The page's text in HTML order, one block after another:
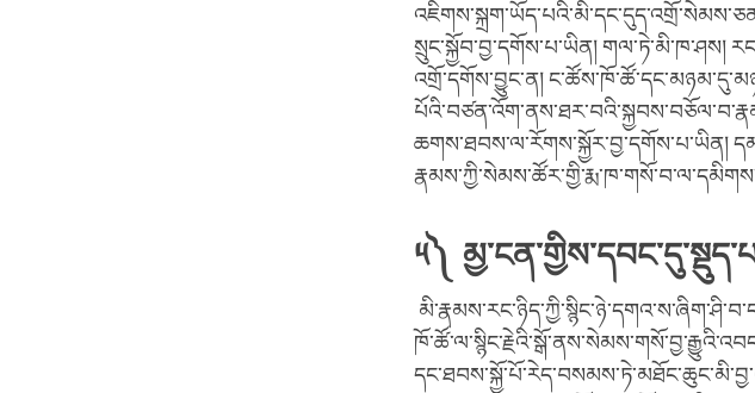
སྲུང་སྐྱོབ་བྱ་དགོས་པ་ཡིན། གལ་ཏེ་མི་ཁ་ཤས།
འགྲོ་དགོས་བྱུང་ན།
ཆགས་ཐབས་ལ་རོགས་སྐྱོར་བྱ་དགོས་པ་ཡིན།
༥༽